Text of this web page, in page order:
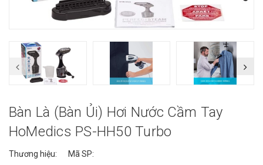
Bàn Là (bàn Ủi) Hơi Nước Cầm Tay
HoMedics PS-HH50 Turbo
Thương hiệu: Mã SP: